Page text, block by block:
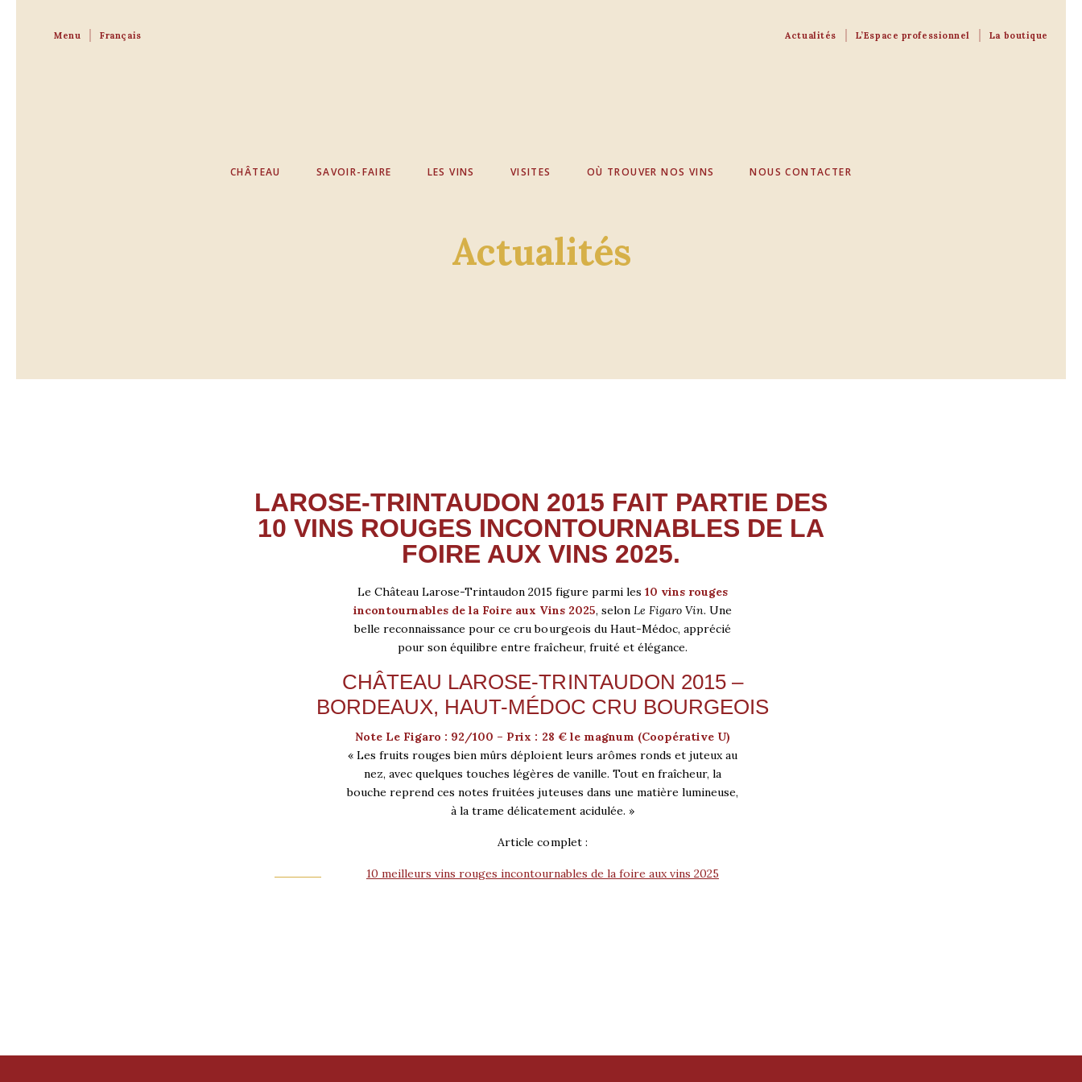
Menu Français Actualités L’Espace professionnel La boutique
CHÂTEAU SAVOIR-FAIRE LES VINS VISITES OÙ TROUVER NOS VINS NOUS CONTACTER
Actualités
LAROSE-TRINTAUDON 2015 FAIT PARTIE DES
10 VINS ROUGES INCONTOURNABLES DE LA
FOIRE AUX VINS 2025.
Le Château Larose-Trintaudon 2015 figure parmi les10 vins rouges
incontournables de la Foire aux Vins 2025, selonLe Figaro Vin. Une
belle reconnaissance pour ce cru bourgeois du Haut-Médoc, apprécié
pour son équilibre entre fraîcheur, fruité et élégance.
CHÂTEAU LAROSE-TRINTAUDON 2015 –
BORDEAUX, HAUT-MÉDOC CRU BOURGEOIS
Note Le Figaro : 92/100 – Prix : 28 € le magnum (Coopérative U)
« Les fruits rouges bien mûrs déploient leurs arômes ronds et juteux au
nez, avec quelques touches légères de vanille. Tout en fraîcheur, la
bouche reprend ces notes fruitées juteuses dans une matière lumineuse,
à la trame délicatement acidulée. »
Article complet :
10 meilleurs vins rouges incontournables de la foire aux vins 2025